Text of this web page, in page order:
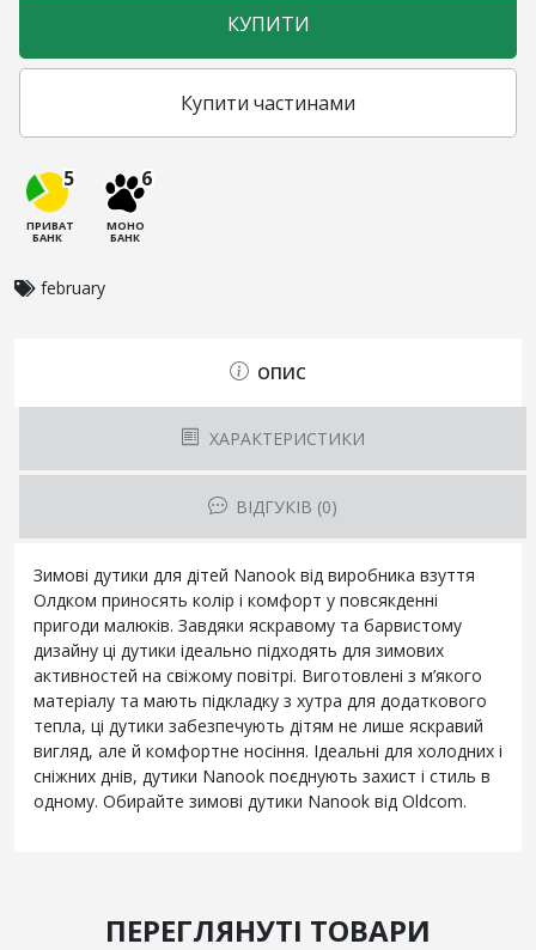
КУПИТИ
Купити частинами
5
ПРИВАТ
БАНК
6
МОНО
БАНК
february
ОПИС
ХАРАКТЕРИСТИКИ
ВІДГУКІВ (0)
Зимові дутики для дітей Nanook від виробника взуття
Олдком приносять колір і комфорт у повсякденні
пригоди малюків. Завдяки яскравому та барвистому
дизайну ці дутики ідеально підходять для зимових
активностей на свіжому повітрі. Виготовлені з м’якого
матеріалу та мають підкладку з хутра для додаткового
тепла, ці дутики забезпечують дітям не лише яскравий
вигляд, але й комфортне носіння. Ідеальні для холодних і
сніжних днів, дутики Nanook поєднують захист і стиль в
одному. Обирайте зимові дутики Nanook від Oldcom.
ПЕРЕГЛЯНУТІ ТОВАРИ